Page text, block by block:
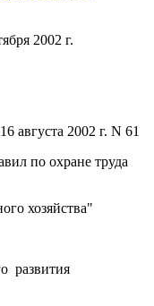
2002 г.
2002 г. N 61
по охране труда
хозяйства"
развития